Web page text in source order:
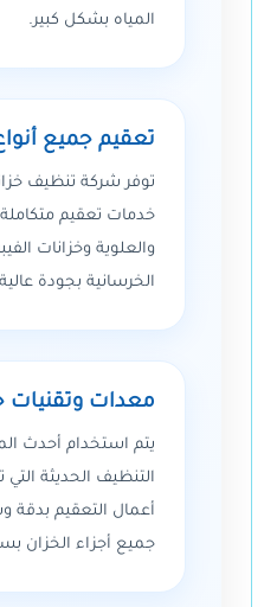
المياه بشكل كبير.
تعقيم جميع
توفر شركة تنظيف
خدمات تعقيم متكاملة
والعلوية وخزانات
الخرسانية بجودة
معدات وتقنيات
يتم استخدام أحدث
التنظيف الحديثة
أعمال التعقيم بدقة
جميع أجزاء الخزان